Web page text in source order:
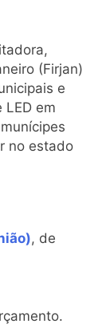
(Firjan)
e
em
no estado
, de